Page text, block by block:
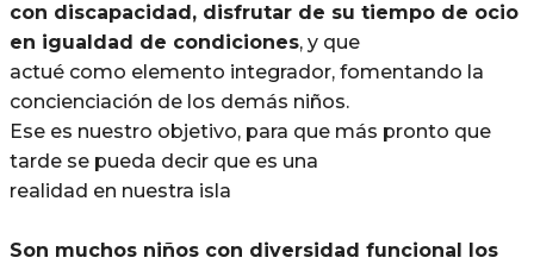
con discapacidad, disfrutar de su tiempo de ocio
en igualdad de condiciones, y que
actué como elemento integrador, fomentando la
concienciación de los demás niños.
Ese es nuestro objetivo, para que más pronto que
tarde se pueda decir que es una
realidad en nuestra isla
Son muchos niños con diversidad funcional los